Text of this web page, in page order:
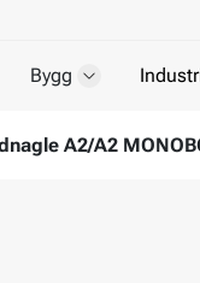
Bygg
A2/A2